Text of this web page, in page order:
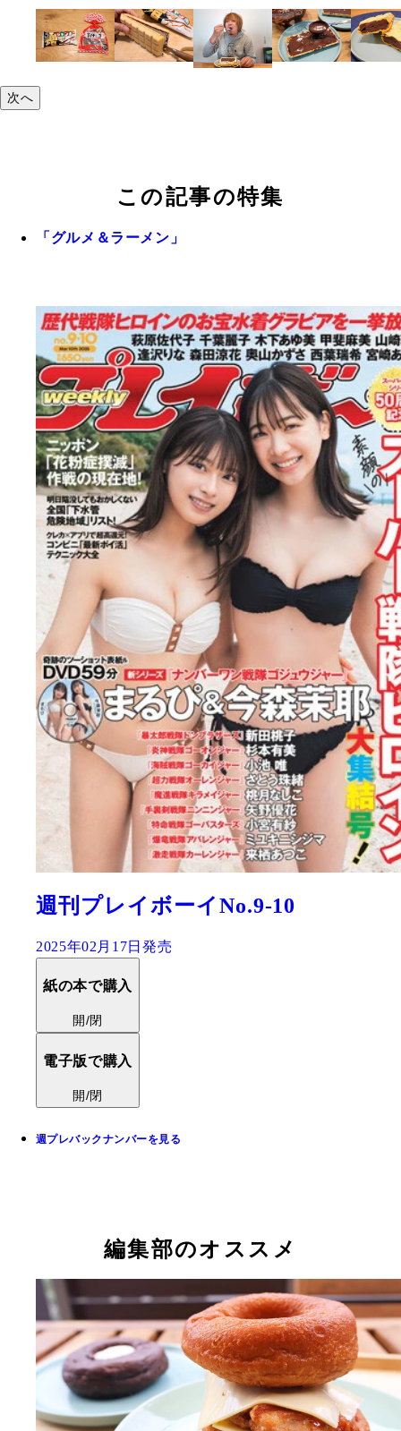
次へ
この記事の特集
「グルメ＆ラーメン」
週刊プレイボーイNo.9-10
2025年02月17日発売
紙の本で購入
開/閉
電子版で購入
開/閉
週プレバックナンバーを見る
編集部のオススメ